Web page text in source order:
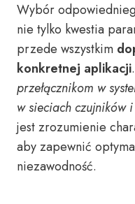
Wybór
nie tylko kwestia
przede wszystkim
konkretnej aplikacji.
przełącznikom w
w sieciach czujników
jest zrozumienie
aby zapewnić
niezawodność.